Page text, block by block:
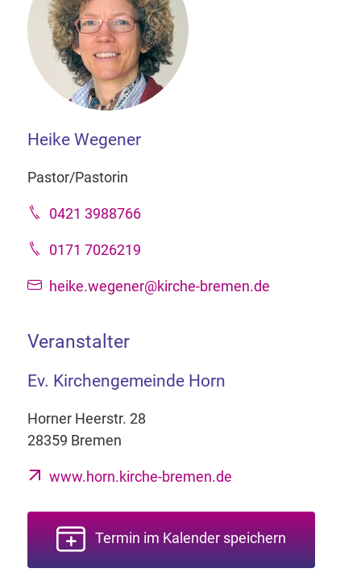
Heike Wegener
Pastor/Pastorin
0421 3988766
0171 7026219
heike.wegener@kirche-bremen.de
Veranstalter
Ev. Kirchengemeinde Horn
Horner Heerstr. 28
28359 Bremen
www.horn.kirche-bremen.de
Termin im Kalender speichern